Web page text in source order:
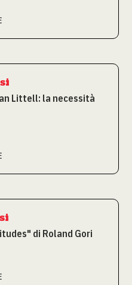
Littell: la necessità
di Roland Gori